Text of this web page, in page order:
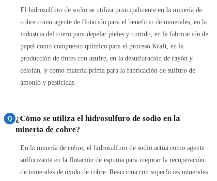
El hidrosulfuro de sodio se utiliza principalmente en la minería de
cobre como agente de flotación para el beneficio de minerales, en la
industria del cuero para depelar pieles y curtido, en la fabricación de
papel como compuesto químico para el proceso Kraft, en la
producción de tintes con azufre, en la desulfuración de rayón y
celofán, y como materia prima para la fabricación de sulfuro de
amonio y pesticidas.
Q ¿Cómo se utiliza el hidrosulfuro de sodio en la
minería de cobre?
En la minería de cobre, el hidrosulfuro de sodio actúa como agente
sulfurizante en la flotación de espuma para mejorar la recuperación
de minerales de óxido de cobre. Reacciona con superficies minerales